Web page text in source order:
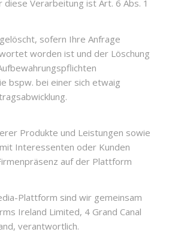
diese Verarbeitung ist Art. 6 Abs. 1
sofern Ihre Anfrage
worden ist und der Löschung
bspw. bei einer sich etwaig
Produkte und Leistungen sowie
Interessenten oder Kunden
auf der Plattform
Plattform sind wir gemeinsam
Ireland Limited, 4 Grand Canal
verantwortlich.